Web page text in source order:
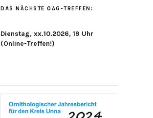
DAS NÄCHSTE OAG-TREFFEN:
Dienstag, xx.10.2026, 19 Uhr
(Online-Treffen!)